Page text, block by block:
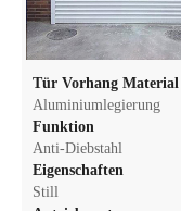
Tür Vorhang Material
Aluminiumlegierung
Funktion
Anti-Diebstahl
Eigenschaften
Still